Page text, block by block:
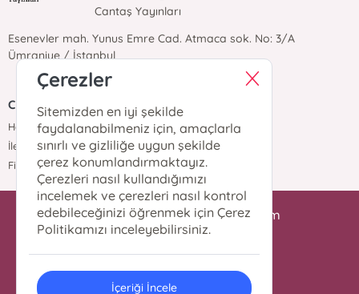
Cantaş Yayınları
Esenevler mah. Yunus Emre Cad. Atmaca sok. No: 3/A
Ümraniye / İstanbul
Cantaş Yayınları
Hakkımızda
İletişim
Fiyat Listesi
iletisim@cantasyayinlari.com
0 216 344 98 87
Çerezler
Sitemizden en iyi şekilde
faydalanabilmeniz için, amaçlarla
sınırlı ve gizliliğe uygun şekilde
çerez konumlandırmaktayız.
Çerezleri nasıl kullandığımızı
incelemek ve çerezleri nasıl kontrol
edebileceğinizi öğrenmek için Çerez
Politikamızı inceleyebilirsiniz.
İçeriği İncele